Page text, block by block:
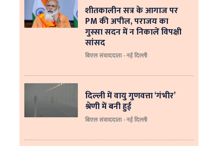
शीतकालीन सत्र के आगाज पर
PM की अपील, पराजय का
गुस्सा सदन में न निकालें विपक्षी
सांसद
बिएल संवाददाता - नई दिल्ली
दिल्ली में वायु गुणवत्ता ‘गंभीर’
श्रेणी में बनी हुई
बिएल संवाददाता - नई दिल्ली